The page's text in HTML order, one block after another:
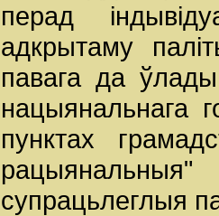
перад
адкрытаму
павага да
нацыянальнага
пунктах
супрацьлеглыя